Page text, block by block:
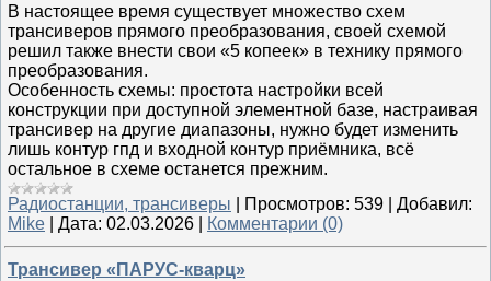
В настоящее время существует множество схем
трансиверов прямого преобразования, своей схемой
решил также внести свои «5 копеек» в технику прямого
преобразования.
Особенность схемы: простота настройки всей
конструкции при доступной элементной базе, настраивая
трансивер на другие диапазоны, нужно будет изменить
лишь контур гпд и входной контур приёмника, всё
остальное в схеме останется прежним.
Радиостанции, трансиверы
Просмотров: 539
Добавил:
Mike
Дата: 02.03.2026 Комментарии (0)
Трансивер «ПАРУС-кварц»